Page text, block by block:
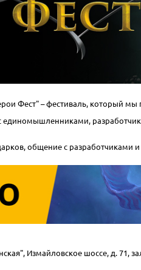
Фест" – фестиваль, который
единомышленниками,
общение с разработчиками
Измайловское шоссе, д. 71,